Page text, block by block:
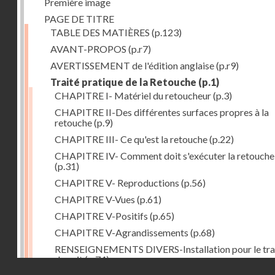
PAGE DE TITRE
TABLE DES MATIÈRES (p.123)
AVANT-PROPOS (p.r7)
AVERTISSEMENT de l'édition anglaise(p.r9)
Traité pratique de la Retouche (p.1)
CHAPITRE I- Matériel du retoucheur(p.3)
CHAPITRE II-Des différentes surfaces propres à la
retouche(p.9)
CHAPITRE III- Ce qu'est la retouche(p.22)
CHAPITRE IV- Comment doit s'exécuter la retouche
(p.31)
CHAPITRE V- Reproductions (p.56)
CHAPITRE V-Vues (p.61)
CHAPITRE V-Positifs (p.65)
CHAPITRE V-Agrandissements (p.68)
RENSEIGNEMENTS DIVERS-Installation pour le
de nuit(p.74)